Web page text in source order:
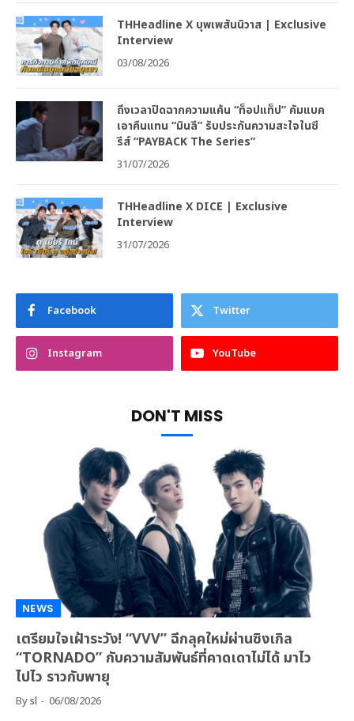
THHeadline X บุพเพสันนิวาส | Exclusive
Interview
03/08/2026
ถึงเวลาปิดฉากความแค้น “ท็อปแท็ป” คัมแบค
เอาคืนแทน “มินลี” รับประกันความสะใจในซี
รีส์ “PAYBACK The Series”
31/07/2026
THHeadline X DICE | Exclusive
Interview
31/07/2026
Facebook Twitter
Instagram YouTube
DON'T MISS
NEWS
เตรียมใจเฝ้าระวัง! “VVV” ฉีกลุคใหม่ผ่านซิงเกิล
“TORNADO” กับความสัมพันธ์ที่คาดเดาไม่ได้ มาไว
ไปไว ราวกับพายุ
Bysl 06/08/2026